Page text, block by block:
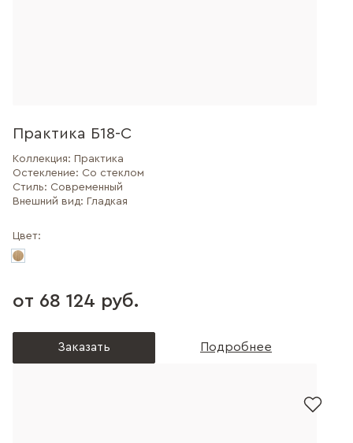
Практика Б18-С
Коллекция: Практика
Остекление: Со стеклом
Стиль: Современный
Внешний вид: Гладкая
Цвет:
от 68 124 руб.
Заказать Подробнее